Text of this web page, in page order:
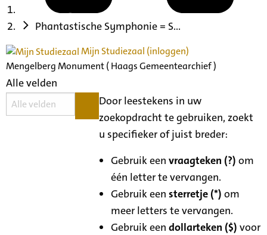
Phantastische Symphonie = S...
Mijn Studiezaal (inloggen)
Mengelberg Monument ( Haags Gemeentearchief )
Alle velden
Door leestekens in uw
zoekopdracht te gebruiken, zoekt
u specifieker of juist breder:
Gebruik eenvraagteken (?) om
één letter te vervangen.
Gebruik eensterretje (*) om
meer letters te vervangen.
Gebruik eendollarteken ($) voor